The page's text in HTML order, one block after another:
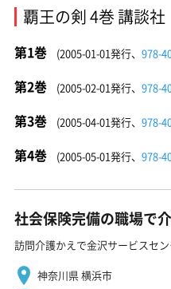
覇王の剣 4巻 講談社
第1巻 (2005-01-01発行、 978-
第2巻 (2005-02-01発行、 978-
第3巻 (2005-04-01発行、 978-
第4巻 (2005-05-01発行、 978-
社会保険完備の職場で
訪問介護かえで金沢サービスセ
神奈川県 横浜市